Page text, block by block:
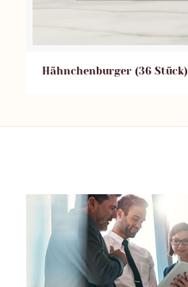
Hähnchenburger (36 Stück)